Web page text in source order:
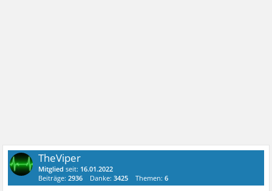
TheViper
Mitglied seit: 16.01.2022
Beiträge:2936 Danke:3425 Themen:6